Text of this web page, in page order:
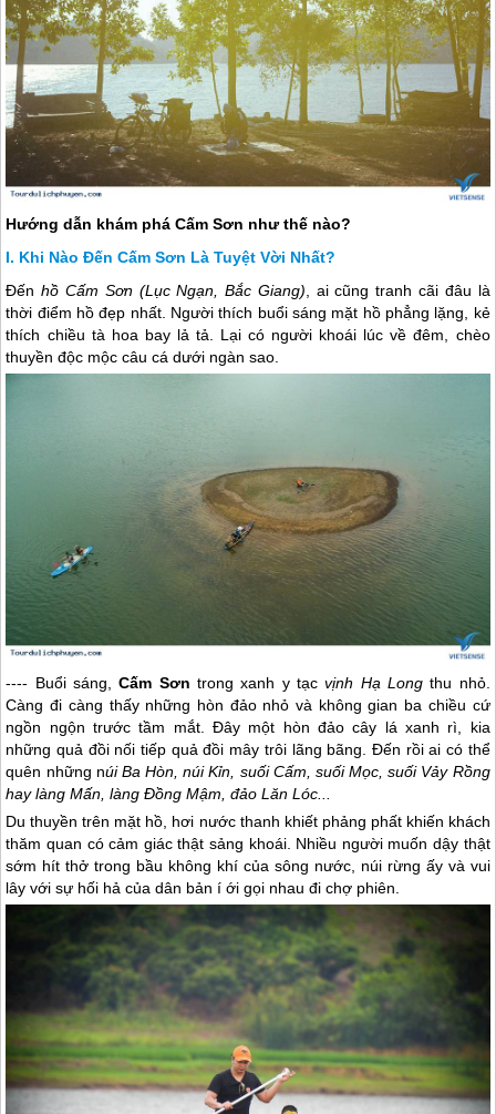
Hướng dẫn khám phá Cấm Sơn như thế nào?
Khi Nào Đến Cấm Sơn Là Tuyệt Vời Nhất?
Đến hồ Cấm Sơn (Lục Ngạn, Bắc Giang), ai cũng tranh cãi đâu là
thời điểm hồ đẹp nhất. Người thích buổi sáng mặt hồ phẳng lặng, kẻ
thích chiều tà hoa bay lả tả. Lại có người khoái lúc về đêm, chèo
thuyền độc mộc câu cá dưới ngàn sao.
---- Buổi sáng,Cấm Sơn trong xanh y tạcvịnh Hạ Longthu nhỏ.
Càng đi càng thấy những hòn đảo nhỏ và không gian ba chiều cứ
ngồn ngộn trước tầm mắt. Đây một hòn đảo cây lá xanh rì, kia
những quả đồi nối tiếp quả đồi mây trôi lãng bãng. Đến rồi ai có thể
quên những núi Ba Hòn, núi Kỉn, suối Cấm, suối Mọc, suối Vảy Rồng
hay làng Mấn, làng Đồng Mậm, đảo Lăn Lóc...
Du thuyền trên mặt hồ, hơi nước thanh khiết phảng phất khiến khách
thăm quan có cảm giác thật sảng khoái. Nhiều người muốn dậy thật
sớm hít thở trong bầu không khí của sông nước, núi rừng ấy và vui
lây với sự hối hả của dân bản í ới gọi nhau đi chợ phiên.